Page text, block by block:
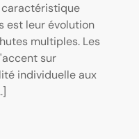
caractéristique
est leur évolution
multiples. Les
sur
individuelle aux